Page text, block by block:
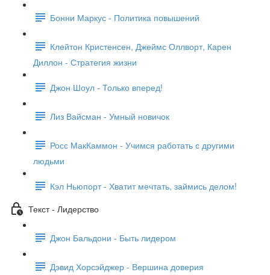
Бонни Маркус - Политика повышений
Клейтон Кристенсен, Джеймс Оллворт, Карен
Диллон - Стратегия жизни
Джон Шоул - Только вперед!
Лиз Вайсман - Умный новичок
Росс МакКаммон - Учимся работать с другими
людьми
Кэл Ньюпорт - Хватит мечтать, займись делом!
Текст - Лидерство
Джон Бальдони - Быть лидером
Дэвид Хорсэйджер - Вершина доверия